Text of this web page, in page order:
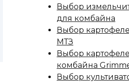
Выбор
для комбайна
Выбор
МТЗ
Выбор
комбайна
Выбор